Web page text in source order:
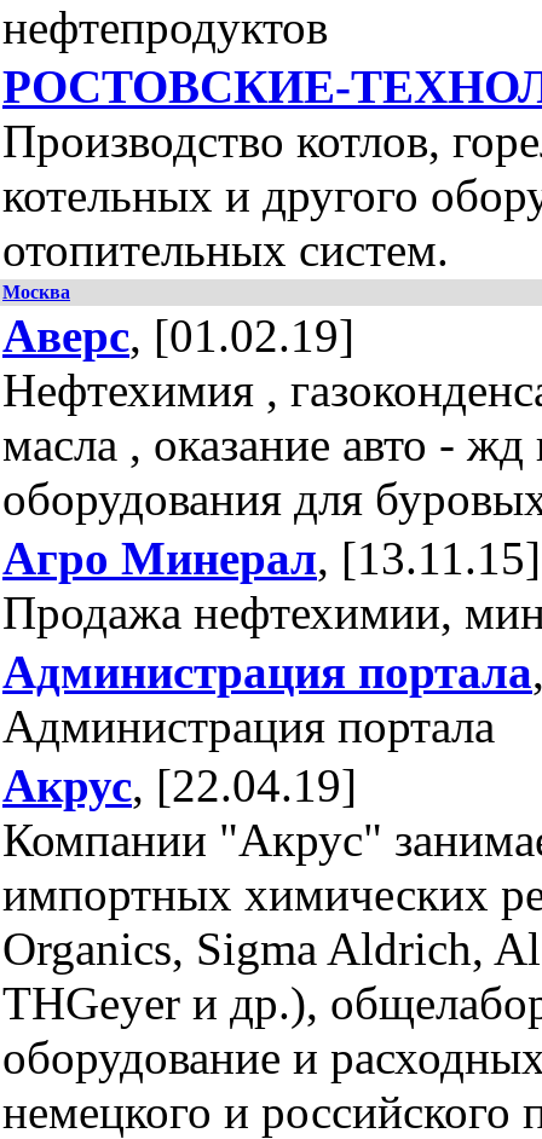
нефтепродуктов
РОСТОВСКИЕ-
Производство котлов,
котельных и другого
отопительных систем.
Москва
Аверс, [01.02.19]
Нефтехимия ,
масла , оказание авто -
оборудования для
Агро Минерал, [13.11.15]
Продажа нефтехимии,
Администрация портала
Администрация портала
Акрус, [22.04.19]
Компании "Акрус"
импортных химических
Organics, Sigma Aldrich,
THGeyer и др.),
оборудование и
немецкого и российского